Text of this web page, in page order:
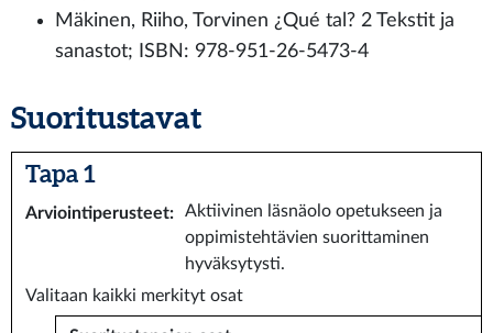
Mäkinen, Riiho, Torvinen ¿Qué tal? 2 Tekstit ja
sanastot; ISBN: 978-951-26-5473-4
Suoritustavat
Tapa 1
Arviointiperusteet:
Aktiivinen läsnäolo opetukseen ja
oppimistehtävien suorittaminen
hyväksytysti.
Valitaan kaikki merkityt osat